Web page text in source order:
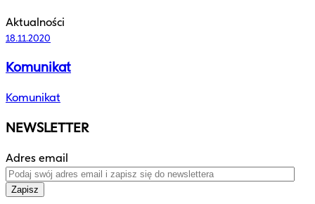
Aktualności
18.11.2020
Komunikat
Komunikat
NEWSLETTER
Adres email
Zapisz